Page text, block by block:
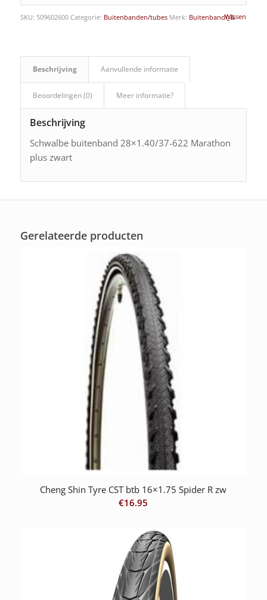
Wissen
SKU: 509602600 Categorie: Buitenbanden/tubes Merk: Buitenbandï¿&
Beschrijving Aanvullende informatie
Beoordelingen (0) Meer informatie?
Beschrijving
Schwalbe buitenband 28×1.40/37-622 Marathon
plus zwart
Gerelateerde producten
Cheng Shin Tyre CST btb 16×1.75 Spider R zw
€16.95